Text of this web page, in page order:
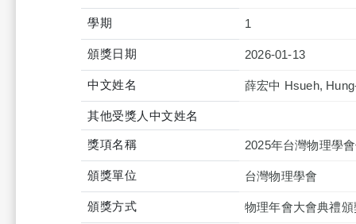
學期 1
頒獎日期 2026-01-13
中文姓名 薛宏中 Hsueh,
其他受獎人中文姓名
獎項名稱 2025年台灣物理學
頒獎單位 台灣物理學會
頒獎方式 物理年會大會典禮頒